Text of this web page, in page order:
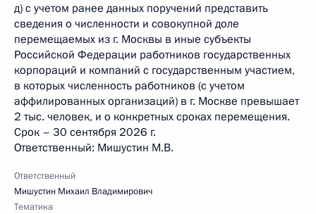
д) с учетом ранее данных поручений представить
сведения о численности и совокупной доле
перемещаемых из г. Москвы в иные субъекты
Российской Федерации работников государственных
корпораций и компаний с государственным участием,
в которых численность работников (с учетом
аффилированных организаций) в г. Москве превышает
2 тыс. человек, и о конкретных сроках перемещения.
Срок – 30 сентября 2026 г.
Ответственный: Мишустин М.В.
Ответственный
Мишустин Михаил Владимирович
Тематика